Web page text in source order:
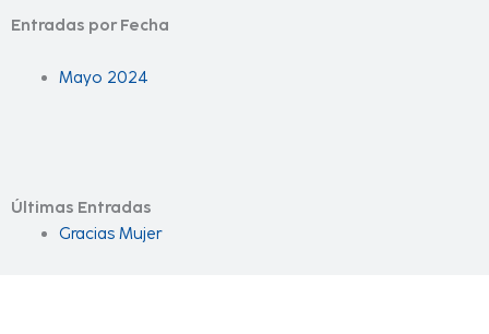
Entradas por Fecha
Mayo 2024
Últimas Entradas
Gracias Mujer